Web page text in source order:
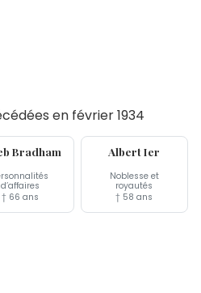
en février 1934
Bradham
d’affaires
† 66 ans
Albert Ier
Noblesse et
royautés
† 58 ans